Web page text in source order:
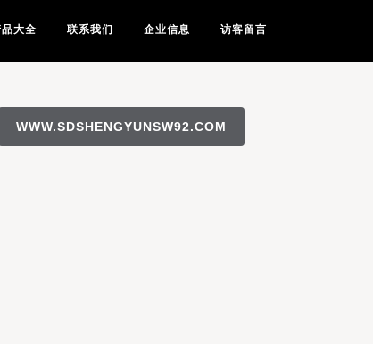
品大全 联系我们 企业信息 访客留言
WWW.SDSHENGYUNSW92.COM